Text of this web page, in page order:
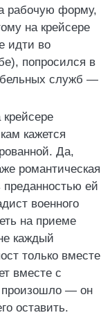
рабочую форму,
на крейсере
идти во
попросился в
служб —
кажется
Да,
романтическая
преданностью ей
военного
на приеме
каждый
только вместе
вместе с
— он
оставить.